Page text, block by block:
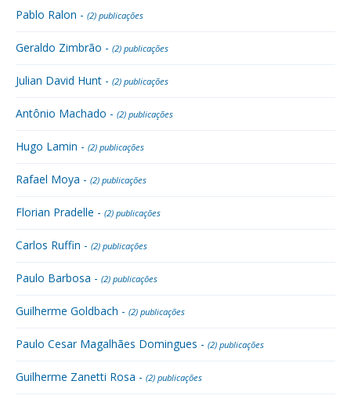
Pablo Ralon - (2) publicações
Geraldo Zimbrão - (2) publicações
Julian David Hunt - (2) publicações
Antônio Machado - (2) publicações
Hugo Lamin - (2) publicações
Rafael Moya - (2) publicações
Florian Pradelle - (2) publicações
Carlos Ruffin - (2) publicações
Paulo Barbosa - (2) publicações
Guilherme Goldbach - (2) publicações
Paulo Cesar Magalhães Domingues - (2) publicações
Guilherme Zanetti Rosa - (2) publicações